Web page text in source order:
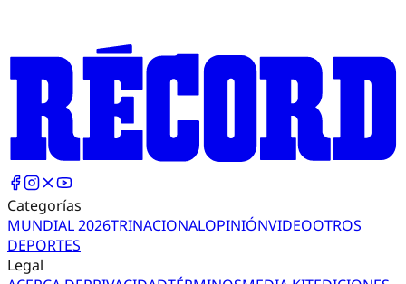
Categorías
MUNDIAL 2026TRINACIONALOPINIÓNVIDEOOTROS
DEPORTES
Legal